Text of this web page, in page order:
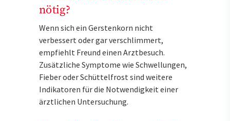
nötig?
Wenn sich ein Gerstenkorn nicht
verbessert oder gar verschlimmert,
empfiehlt Freund einen Arztbesuch.
Zusätzliche Symptome wie Schwellungen,
Fieber oder Schüttelfrost sind weitere
Indikatoren für die Notwendigkeit einer
ärztlichen Untersuchung.